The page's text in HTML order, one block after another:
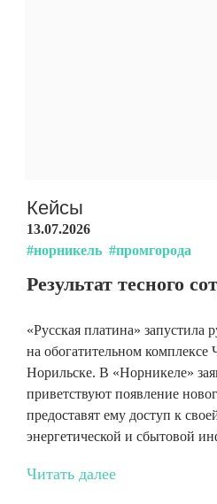
Кейсы
13.07.2026
#норникель #промгорода
Результат тесного
«Русская платина» запустила
на обогатительном комплексе
Норильске. В «Норникеле»
приветствуют появление
предоставят ему доступ к
энергетической и сбытовой
Читать далее